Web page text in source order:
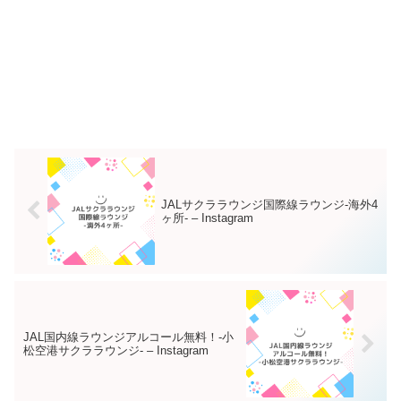
JALサクララウンジ国際線ラウンジ-海外4
ヶ所- – Instagram
JAL国内線ラウンジアルコール無料！-小
松空港サクララウンジ- – Instagram